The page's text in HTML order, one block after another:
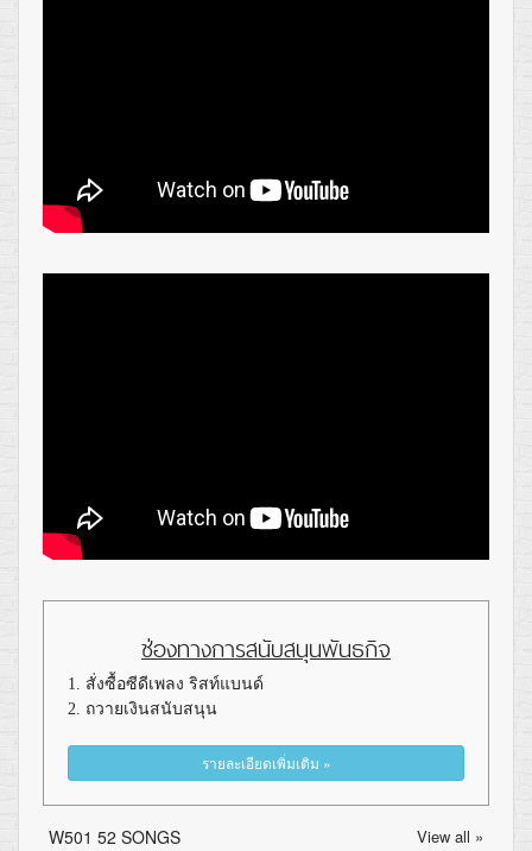
ช่องทางการสนับสนุนพันธกิจ
1. สั่งซื้อซีดีเพลง ริสท์แบนด์
2. ถวายเงินสนับสนุน
รายละเอียดเพิ่มเติม »
W501 52 SONGS View all »